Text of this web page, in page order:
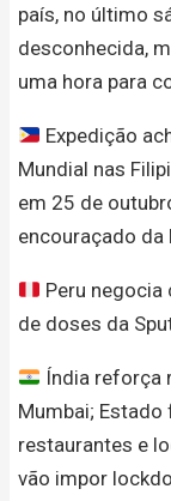
país, no último
desconhecida,
uma hora para
Expedição
Mundial nas
em 25 de
encouraçado da
Peru
de doses da
Índia reforça
Mumbai; Estado
restaurantes e
vão impor